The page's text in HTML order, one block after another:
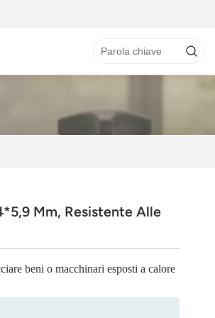
Mm, Resistente Alle
beni o macchinari esposti a calore